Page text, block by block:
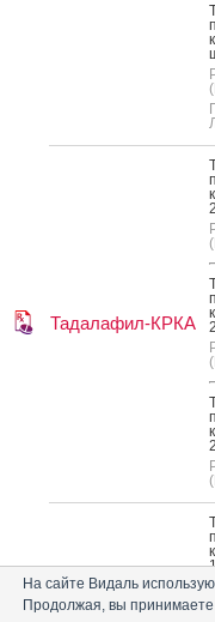
Тадалафил-КРКА
На сайте Видаль
Продолжая, вы принимаете